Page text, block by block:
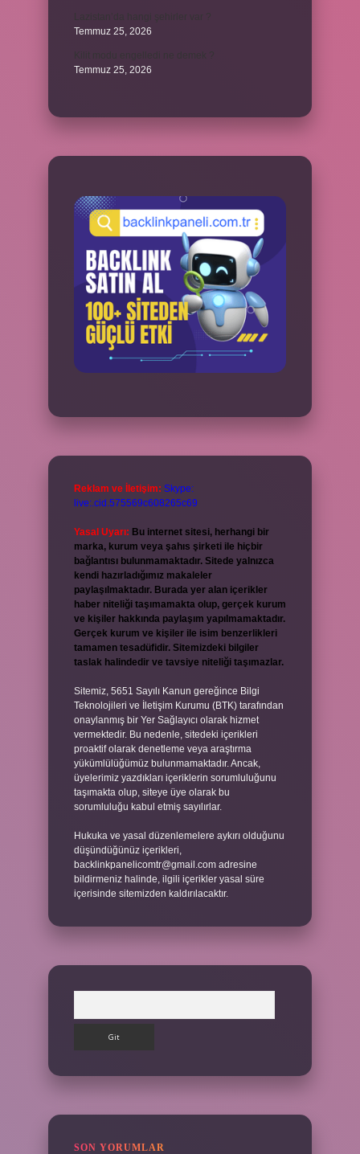
Temmuz 25, 2026
Temmuz 25, 2026
Reklam ve İletişim: Skype:
live:.cid.575569c608265c69
Yasal Uyarı: Bu internet sitesi, herhangi bir
marka, kurum veya şahıs şirketi ile hiçbir
bağlantısı bulunmamaktadır. Sitede yalnızca
kendi hazırladığımız makaleler
paylaşılmaktadır. Burada yer alan içerikler
haber niteliği taşımamakta olup, gerçek kurum
ve kişiler hakkında paylaşım yapılmamaktadır.
Gerçek kurum ve kişiler ile isim benzerlikleri
tamamen tesadüfidir. Sitemizdeki bilgiler
taslak halindedir ve tavsiye niteliği taşımazlar.
Sitemiz, 5651 Sayılı Kanun gereğince Bilgi
Teknolojileri ve İletişim Kurumu (BTK) tarafından
onaylanmış bir Yer Sağlayıcı olarak hizmet
vermektedir. Bu nedenle, sitedeki içerikleri
proaktif olarak denetleme veya araştırma
yükümlülüğümüz bulunmamaktadır. Ancak,
üyelerimiz yazdıkları içeriklerin sorumluluğunu
taşımakta olup, siteye üye olarak bu
sorumluluğu kabul etmiş sayılırlar.
Hukuka ve yasal düzenlemelere aykırı olduğunu
düşündüğünüz içerikleri,
backlinkpanelicomtr@gmail.com adresine
bildirmeniz halinde, ilgili içerikler yasal süre
içerisinde sitemizden kaldırılacaktır.
SON YORUMLAR